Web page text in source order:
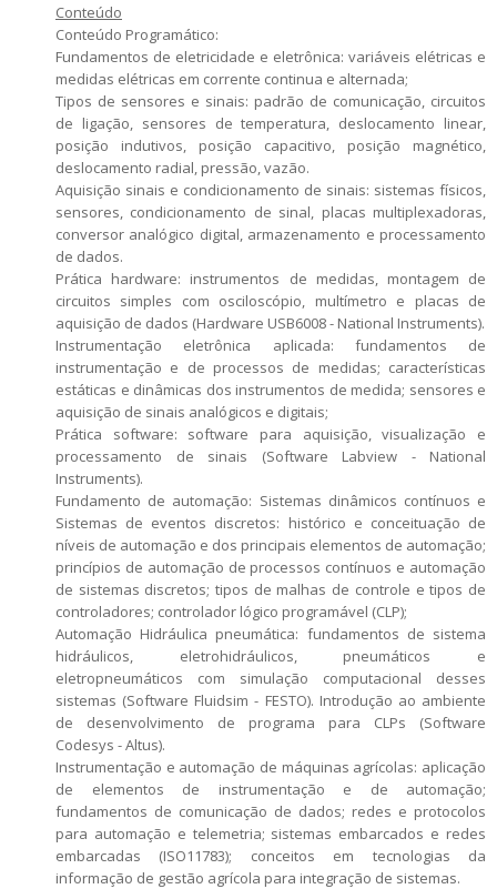
Conteúdo
Conteúdo Programático:
Fundamentos de eletricidade e eletrônica: variáveis elétricas e
medidas elétricas em corrente continua e alternada;
Tipos de sensores e sinais: padrão de comunicação, circuitos
de ligação, sensores de temperatura, deslocamento linear,
posição indutivos, posição capacitivo, posição magnético,
deslocamento radial, pressão, vazão.
Aquisição sinais e condicionamento de sinais: sistemas físicos,
sensores, condicionamento de sinal, placas multiplexadoras,
conversor analógico digital, armazenamento e processamento
de dados.
Prática hardware: instrumentos de medidas, montagem de
circuitos simples com osciloscópio, multímetro e placas de
aquisição de dados (Hardware USB6008 - National Instruments).
Instrumentação eletrônica aplicada: fundamentos de
instrumentação e de processos de medidas; características
estáticas e dinâmicas dos instrumentos de medida; sensores e
aquisição de sinais analógicos e digitais;
Prática software: software para aquisição, visualização e
processamento de sinais (Software Labview - National
Instruments).
Fundamento de automação: Sistemas dinâmicos contínuos e
Sistemas de eventos discretos: histórico e conceituação de
níveis de automação e dos principais elementos de automação;
princípios de automação de processos contínuos e automação
de sistemas discretos; tipos de malhas de controle e tipos de
controladores; controlador lógico programável (CLP);
Automação Hidráulica pneumática: fundamentos de sistema
hidráulicos, eletrohidráulicos, pneumáticos e
eletropneumáticos com simulação computacional desses
sistemas (Software Fluidsim - FESTO). Introdução ao ambiente
de desenvolvimento de programa para CLPs (Software
Codesys - Altus).
Instrumentação e automação de máquinas agrícolas: aplicação
de elementos de instrumentação e de automação;
fundamentos de comunicação de dados; redes e protocolos
para automação e telemetria; sistemas embarcados e redes
embarcadas (ISO11783); conceitos em tecnologias da
informação de gestão agrícola para integração de sistemas.